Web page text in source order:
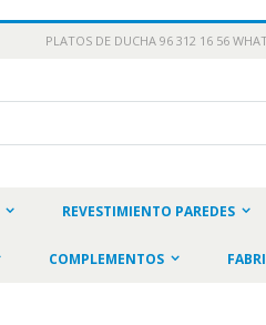
PLATOS DE DUCHA 96 312 16 56
REVESTIMIENTO PAREDES
COMPLEMENTOS